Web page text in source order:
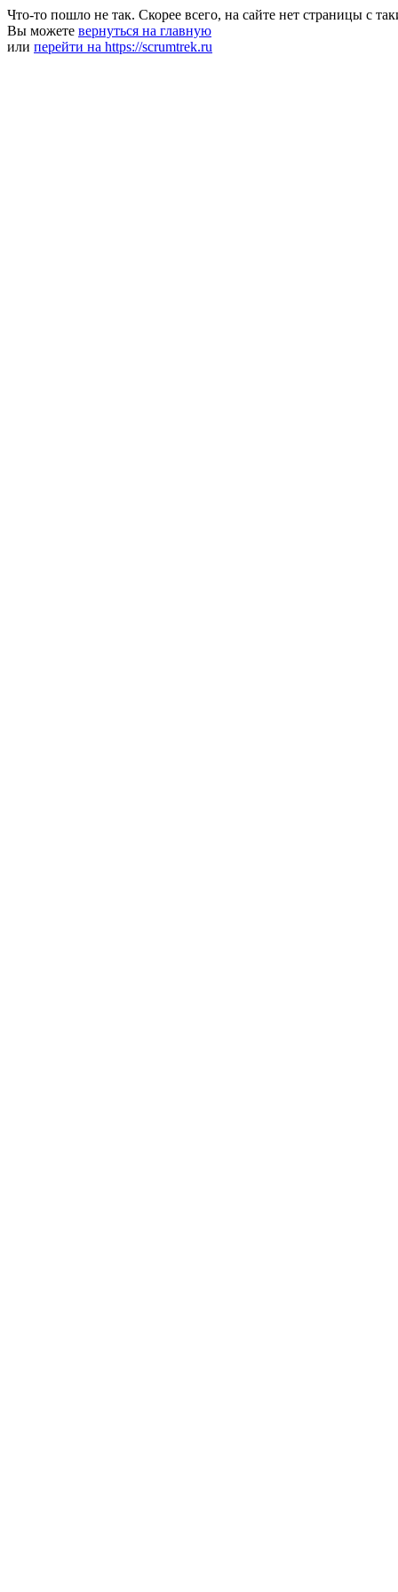
Что-то пошло не так. Скорее всего, на сайте нет страницы с
Вы можете вернуться на главную
или перейти на https://scrumtrek.ru